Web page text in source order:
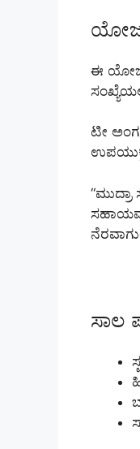
ಈ
ಟೀ
ಸಾಲ